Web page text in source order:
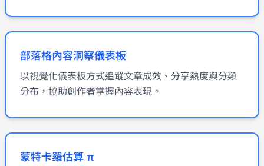
部落格內容洞察儀表板
以視覺化儀表板方式追蹤文章成效、分享熱度與分類
分布，協助創作者掌握內容表現。
蒙特卡羅估算 π